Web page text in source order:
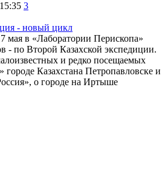
3
- новый цикл
мая в «Лаборатории Перископа»
- по Второй Казахской экспедиции.
и редко посещаемых
Казахстана Петропавловске и
о городе на Иртыше